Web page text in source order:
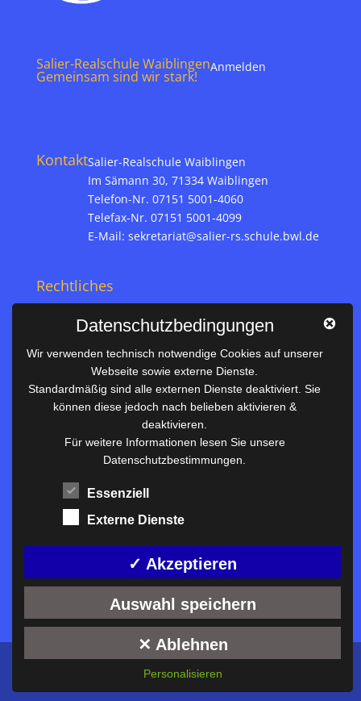
Salier-Realschule Waiblingen
Gemeinsam sind wir stark!
Anmelden
KontaktSalier-Realschule Waiblingen
Im Sämann 30, 71334 Waiblingen
Telefon-Nr. 07151 5001-4060
Telefax-Nr. 07151 5001-4099
E-Mail: sekretariat@salier-rs.schule.bwl.de
Rechtliches
Datenschutz
Nützliches
Vertretungsplan
Unterrichtszeiten
Downloadbereich
Terminkalender
Termine AKTUELL
Anfahrt/Kontakt
Konzeption und technische Umsetzung:ckDIALOG©
2026
Datenschutzbedingungen
Wir verwenden technisch notwendige Cookies auf unserer
Webseite sowie externe Dienste.
Standardmäßig sind alle externen Dienste deaktiviert. Sie
können diese jedoch nach belieben aktivieren &
deaktivieren.
Für weitere Informationen lesen Sie unsere
Datenschutzbestimmungen.
Essenziell
Externe Dienste
✓ Akzeptieren
Auswahl speichern
✕ Ablehnen
Personalisieren